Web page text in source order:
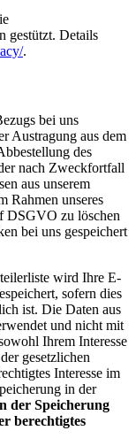
gestützt. Details
.
bei uns
Austragung aus dem
des
nach Zweckfortfall
aus unserem
Rahmen unseres
DSGVO zu löschen
bei uns gespeichert
wird Ihre E-
sofern dies
ist. Die Daten aus
und nicht mit
Ihrem Interesse
gesetzlichen
Interesse im
in der
der Speicherung
berechtigtes